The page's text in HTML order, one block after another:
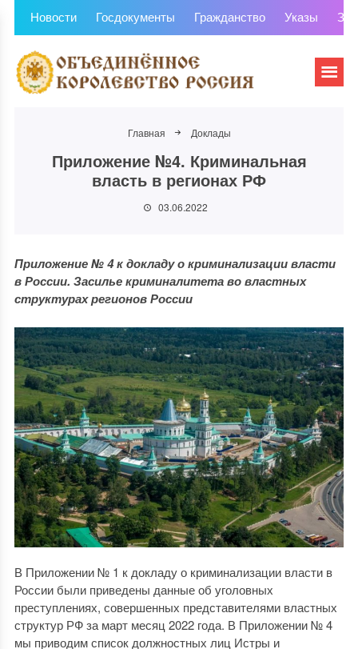
Новости Госдокументы Гражданство Указы
Главная Доклады
Приложение №4. Криминальная
власть в регионах РФ
03.06.2022
Приложение № 4 к докладу о криминализации власти
в России. Засилье криминалитета во властных
структурах регионов России
В Приложении № 1 к докладу о криминализации власти в
России были приведены данные об уголовных
преступлениях, совершенных представителями властных
структур РФ за март месяц 2022 года. В Приложении № 4
мы приводим список должностных лиц Истры и